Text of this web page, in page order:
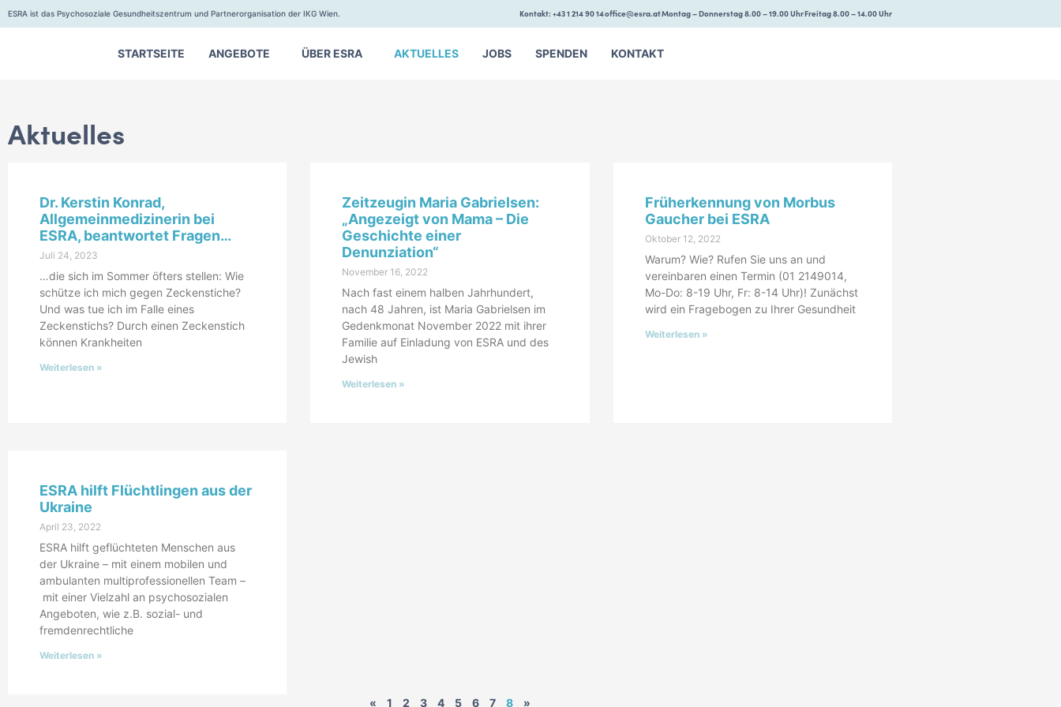
ESRA ist das Psychosoziale Gesundheitszentrum und Partnerorganisation der IKG Wien. Kontakt: +43 1 214 90 14office@esra.atMontag – Donnerstag 8.00 – 19.00 UhrFreitag 8.00 – 14.00 Uhr
STARTSEITE ANGEBOTE ÜBER ESRA AKTUELLES JOBS SPENDEN KONTAKT
Aktuelles
Dr. Kerstin Konrad,
Allgemeinmedizinerin bei
ESRA, beantwortet Fragen…
Juli 24, 2023
…die sich im Sommer öfters stellen: Wie
schütze ich mich gegen Zeckenstiche?
Und was tue ich im Falle eines
Zeckenstichs? Durch einen Zeckenstich
können Krankheiten
Weiterlesen »
Zeitzeugin Maria Gabrielsen:
„Angezeigt von Mama – Die
Geschichte einer
Denunziation“
November 16, 2022
Nach fast einem halben Jahrhundert,
nach 48 Jahren, ist Maria Gabrielsen im
Gedenkmonat November 2022 mit ihrer
Familie auf Einladung von ESRA und des
Jewish
Weiterlesen »
Früherkennung von Morbus
Gaucher bei ESRA
Oktober 12, 2022
Warum? Wie? Rufen Sie uns an und
vereinbaren einen Termin (01 2149014,
Mo-Do: 8-19 Uhr, Fr: 8-14 Uhr)! Zunächst
wird ein Fragebogen zu Ihrer Gesundheit
Weiterlesen »
ESRA hilft Flüchtlingen aus der
Ukraine
April 23, 2022
ESRA hilft geflüchteten Menschen aus
der Ukraine – mit einem mobilen und
ambulanten multiprofessionellen Team –
mit einer Vielzahl an psychosozialen
Angeboten, wie z.B. sozial- und
fremdenrechtliche
Weiterlesen »
« 1 2 3 4 5 6 7 8 »